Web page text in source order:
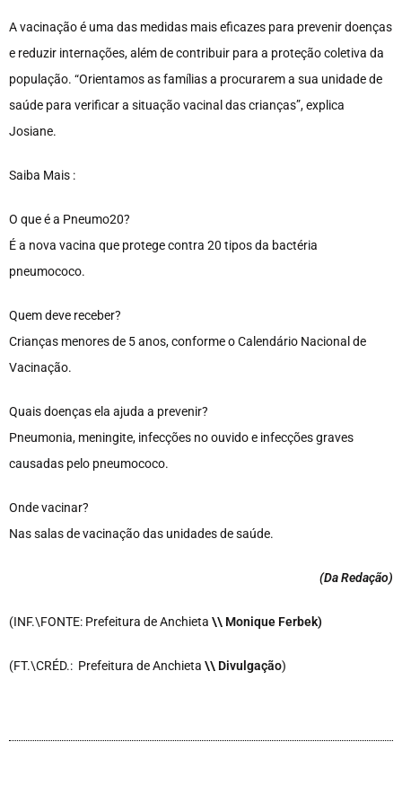
A vacinação é uma das medidas mais eficazes para prevenir doenças
e reduzir internações, além de contribuir para a proteção coletiva da
população. “Orientamos as famílias a procurarem a sua unidade de
saúde para verificar a situação vacinal das crianças”, explica
Josiane.
Saiba Mais :
O que é a Pneumo20?
É a nova vacina que protege contra 20 tipos da bactéria
pneumococo.
Quem deve receber?
Crianças menores de 5 anos, conforme o Calendário Nacional de
Vacinação.
Quais doenças ela ajuda a prevenir?
Pneumonia, meningite, infecções no ouvido e infecções graves
causadas pelo pneumococo.
Onde vacinar?
Nas salas de vacinação das unidades de saúde.
(Da Redação)
(INF.\FONTE: Prefeitura de Anchieta \\ Monique Ferbek)
(FT.\CRÉD.: Prefeitura de Anchieta \\ Divulgação)